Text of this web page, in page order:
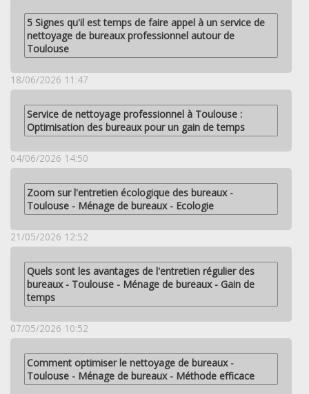
5 Signes qu'il est temps de faire appel à un service de
nettoyage de bureaux professionnel autour de
Toulouse
18/06/2026 11:47
Service de nettoyage professionnel à Toulouse :
Optimisation des bureaux pour un gain de temps
04/06/2026 14:50
Zoom sur l'entretien écologique des bureaux -
Toulouse - Ménage de bureaux - Ecologie
21/05/2026 12:52
Quels sont les avantages de l'entretien régulier des
bureaux - Toulouse - Ménage de bureaux - Gain de
temps
07/05/2026 10:52
Comment optimiser le nettoyage de bureaux -
Toulouse - Ménage de bureaux - Méthode efficace